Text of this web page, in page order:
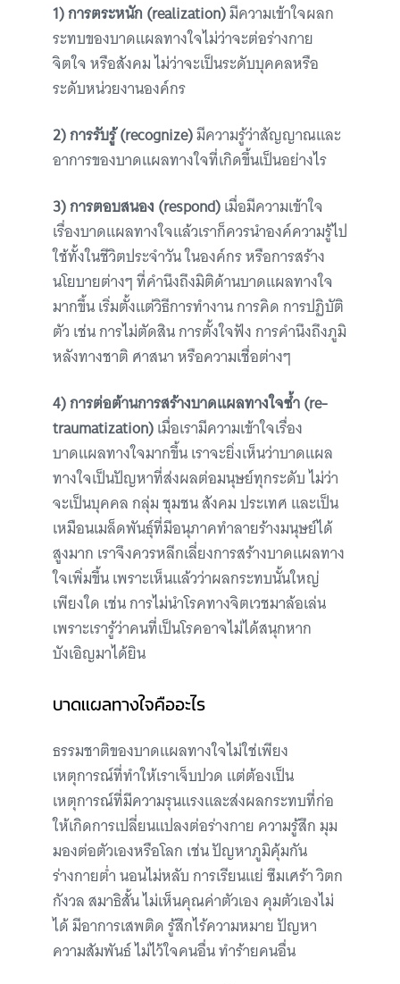
1) การตระหนัก (realization)มีความเข้าใจผลก
ระทบของบาดแผลทางใจไม่ว่าจะต่อร่างกาย
จิตใจ หรือสังคม ไม่ว่าจะเป็นระดับบุคคลหรือ
ระดับหน่วยงานองค์กร
2) การรับรู้ (recognize)มีความรู้ว่าสัญญาณและ
อาการของบาดแผลทางใจที่เกิดขึ้นเป็นอย่างไร
3) การตอบสนอง (respond)เมื่อมีความเข้าใจ
เรื่องบาดแผลทางใจแล้วเราก็ควรนำองค์ความรู้ไป
ใช้ทั้งในชีวิตประจำวัน ในองค์กร หรือการสร้าง
นโยบายต่างๆ ที่คำนึงถึงมิติด้านบาดแผลทางใจ
มากขึ้น เริ่มตั้งแต่วิธีการทำงาน การคิด การปฏิบัติ
ตัว เช่น การไม่ตัดสิน การตั้งใจฟัง การคำนึงถึงภูมิ
หลังทางชาติ ศาสนา หรือความเชื่อต่างๆ
4) การต่อต้านการสร้างบาดแผลทางใจซ้ำ (re-
traumatization)เมื่อเรามีความเข้าใจเรื่อง
บาดแผลทางใจมากขึ้น เราจะยิ่งเห็นว่าบาดแผล
ทางใจเป็นปัญหาที่ส่งผลต่อมนุษย์ทุกระดับ ไม่ว่า
จะเป็นบุคคล กลุ่ม ชุมชน สังคม ประเทศ และเป็น
เหมือนเมล็ดพันธุ์ที่มีอนุภาคทำลายร้างมนุษย์ได้
สูงมาก เราจึงควรหลีกเลี่ยงการสร้างบาดแผลทาง
ใจเพิ่มขึ้น เพราะเห็นแล้วว่าผลกระทบนั้นใหญ่
เพียงใด เช่น การไม่นำโรคทางจิตเวชมาล้อเล่น
เพราะเรารู้ว่าคนที่เป็นโรคอาจไม่ได้สนุกหาก
บังเอิญมาได้ยิน
บาดแผลทางใจคืออะไร
ธรรมชาติของบาดแผลทางใจไม่ใช่เพียง
เหตุการณ์ที่ทำให้เราเจ็บปวด แต่ต้องเป็น
เหตุการณ์ที่มีความรุนแรงและส่งผลกระทบที่ก่อ
ให้เกิดการเปลี่ยนแปลงต่อร่างกาย ความรู้สึก มุม
มองต่อตัวเองหรือโลก เช่น ปัญหาภูมิคุ้มกัน
ร่างกายต่ำ นอนไม่หลับ การเรียนแย่ ซึมเศร้า วิตก
กังวล สมาธิสั้น ไม่เห็นคุณค่าตัวเอง คุมตัวเองไม่
ได้ มีอาการเสพติด รู้สึกไร้ความหมาย ปัญหา
ความสัมพันธ์ ไม่ไว้ใจคนอื่น ทำร้ายคนอื่น